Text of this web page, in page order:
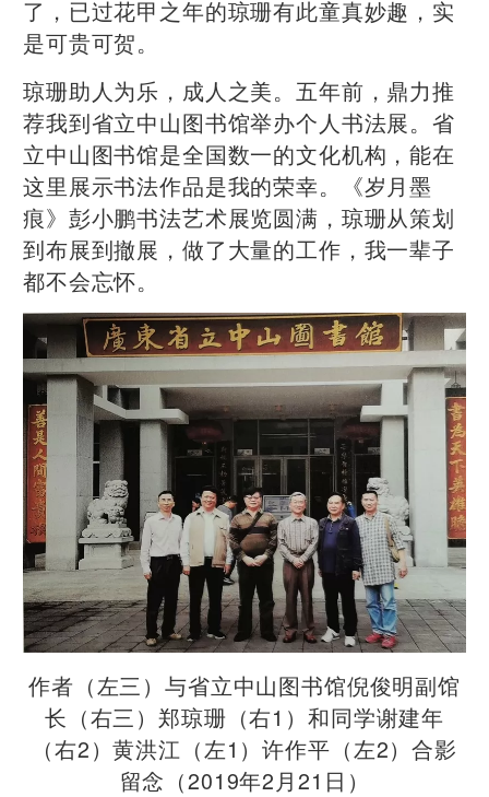
了，已过花甲之年的琼珊有此童真妙趣，实
是可贵可贺。
琼珊助人为乐，成人之美。五年前，鼎力推
荐我到省立中山图书馆举办个人书法展。省
立中山图书馆是全国数一的文化机构，能在
这里展示书法作品是我的荣幸。《岁月墨
痕》彭小鹏书法艺术展览圆满，琼珊从策划
到布展到撤展，做了大量的工作，我一辈子
都不会忘怀。
作者（左三）与省立中山图书馆倪俊明副馆
长（右三）郑琼珊（右1）和同学谢建年
（右2）黄洪江（左1）许作平（左2）合影
留念（2019年2月21日）